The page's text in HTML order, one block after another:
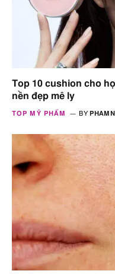
Top 10 cushion cho
nền đẹp mê ly
TOP MỸ PHẨM BY